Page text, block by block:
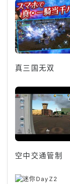
真三国无双
空中交通管制